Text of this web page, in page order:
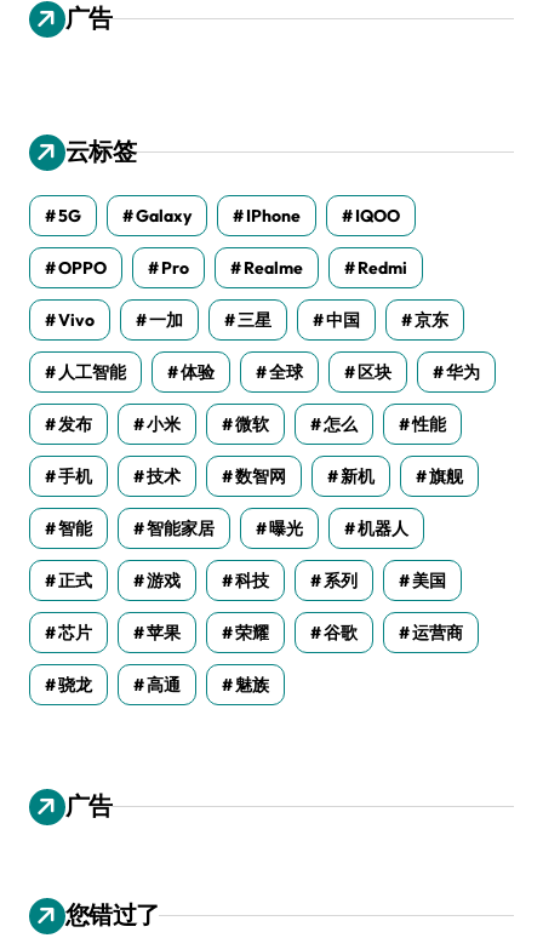
广告
云标签
5G Galaxy IPhone IQOO
OPPO Pro Realme Redmi
Vivo 一加 三星 中国 京东
人工智能 体验 全球 区块 华为
发布 小米 微软 怎么 性能
手机 技术 数智网 新机 旗舰
智能 智能家居 曝光 机器人
正式 游戏 科技 系列 美国
芯片 苹果 荣耀 谷歌 运营商
骁龙 高通 魅族
广告
您错过了